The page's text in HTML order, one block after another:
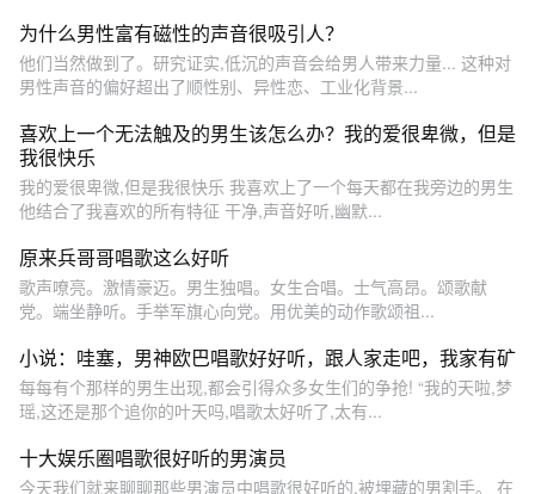
为什么男性富有磁性的声音很吸引人？
他们当然做到了。研究证实,低沉的声音会给男人带来力量... 这种对
男性声音的偏好超出了顺性别、异性恋、工业化背景...
喜欢上一个无法触及的男生该怎么办？我的爱很卑微，但是
我很快乐
我的爱很卑微,但是我很快乐 我喜欢上了一个每天都在我旁边的男生
他结合了我喜欢的所有特征 干净,声音好听,幽默...
原来兵哥哥唱歌这么好听
歌声嘹亮。激情豪迈。男生独唱。女生合唱。士气高昂。颂歌献
党。端坐静听。手举军旗心向党。用优美的动作歌颂祖...
小说：哇塞，男神欧巴唱歌好好听，跟人家走吧，我家有矿
每每有个那样的男生出现,都会引得众多女生们的争抢! “我的天啦,梦
瑶,这还是那个追你的叶天吗,唱歌太好听了,太有...
十大娱乐圈唱歌很好听的男演员
今天我们就来聊聊那些男演员中唱歌很好听的,被埋藏的男割手。 在